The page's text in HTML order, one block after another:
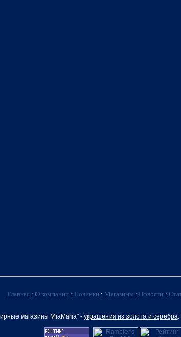
Главная : О компании : Новинки : Магазины : Новости :
магазины MiaMaria" - украшения из золота и серебра.